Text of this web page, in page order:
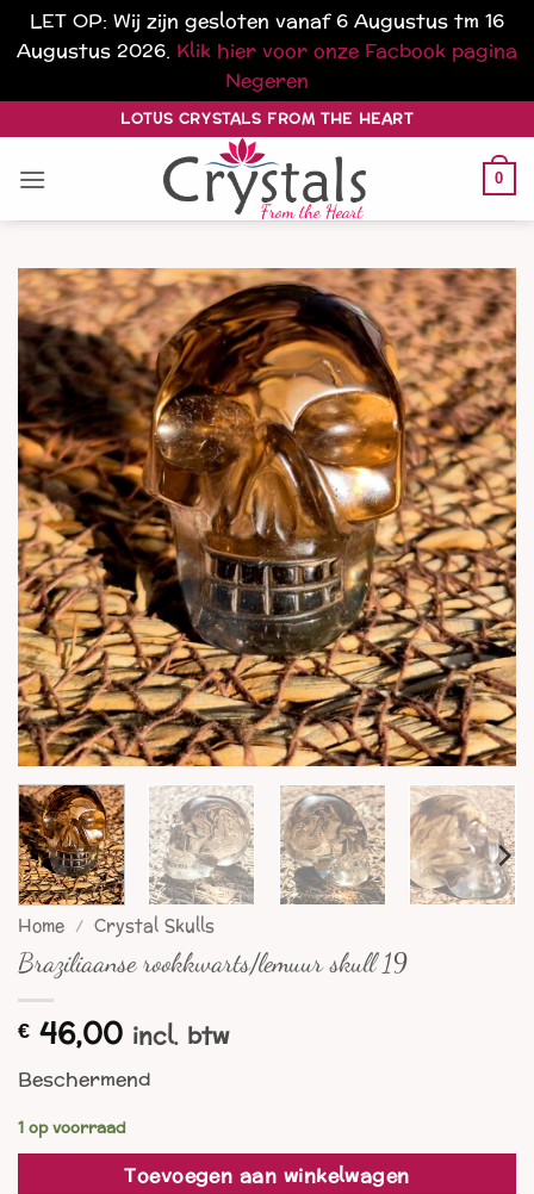
LET OP: Wij zijn gesloten vanaf 6 Augustus tm 16
Augustus 2026. Klik hier voor onze Facbook pagina
Negeren
naar
inhoud
LOTUS CRYSTALS FROM THE HEART
0
Home / Crystal Skulls
Braziliaanse rookkwarts/lemuur skull 19
€ 46,00 incl. btw
Beschermend
1 op voorraad
Toevoegen aan winkelwagen